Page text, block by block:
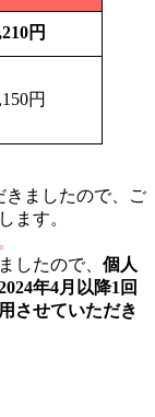
円
円
きましたので、ご
ます。
したので、 個人
年4月以降1回
させていただき